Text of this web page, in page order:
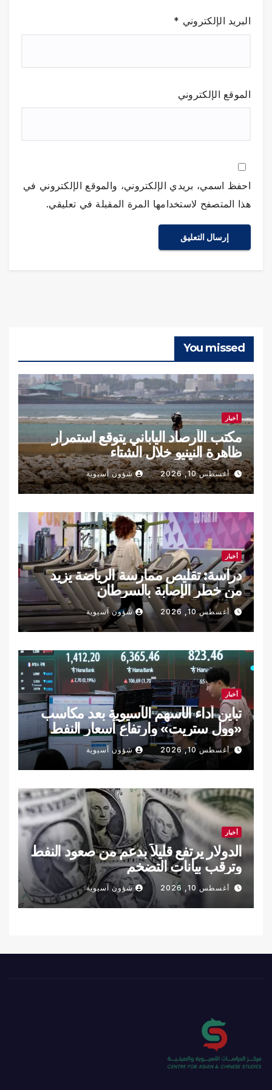
البريد الإلكتروني *
الموقع الإلكتروني
احفظ اسمي، بريدي الإلكتروني، والموقع الإلكتروني في
هذا المتصفح لاستخدامها المرة المقبلة في تعليقي.
You missed
أخبار
مكتب الأرصاد الياباني يتوقع استمرار
ظاهرة النينيو خلال الشتاء
أغسطس 10, 2026 شؤون آسيوية
أخبار
دراسة: تقليص ممارسة الرياضة يزيد
من خطر الإصابة بالسرطان
أغسطس 10, 2026 شؤون آسيوية
أخبار
تباين أداء الأسهم الآسيوية بعد مكاسب
«وول ستريت» وارتفاع أسعار النفط
أغسطس 10, 2026 شؤون آسيوية
أخبار
الدولار يرتفع قليلاً بدعم من صعود النفط
وترقب بيانات التضخم
أغسطس 10, 2026 شؤون آسيوية